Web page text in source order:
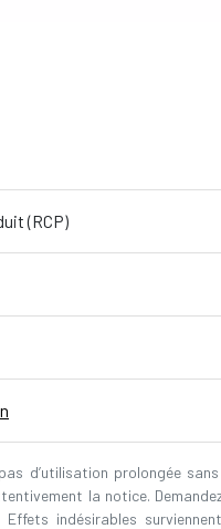
(RCP)
d’utilisation prolongée
la notice.
indésirables